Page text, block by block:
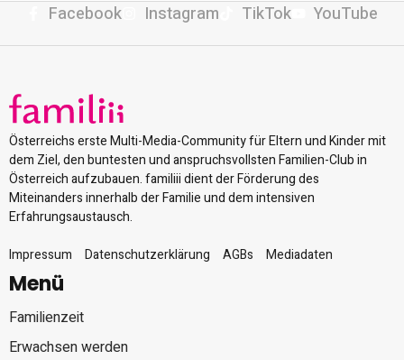
Facebook Instagram TikTok YouTube
Österreichs erste Multi-Media-Community für Eltern und Kinder mit
dem Ziel, den buntesten und anspruchsvollsten Familien-Club in
Österreich aufzubauen. familiii dient der Förderung des
Miteinanders innerhalb der Familie und dem intensiven
Erfahrungsaustausch.
Impressum
Datenschutzerklärung AGBs Mediadaten
Menü
Familienzeit
Erwachsen werden